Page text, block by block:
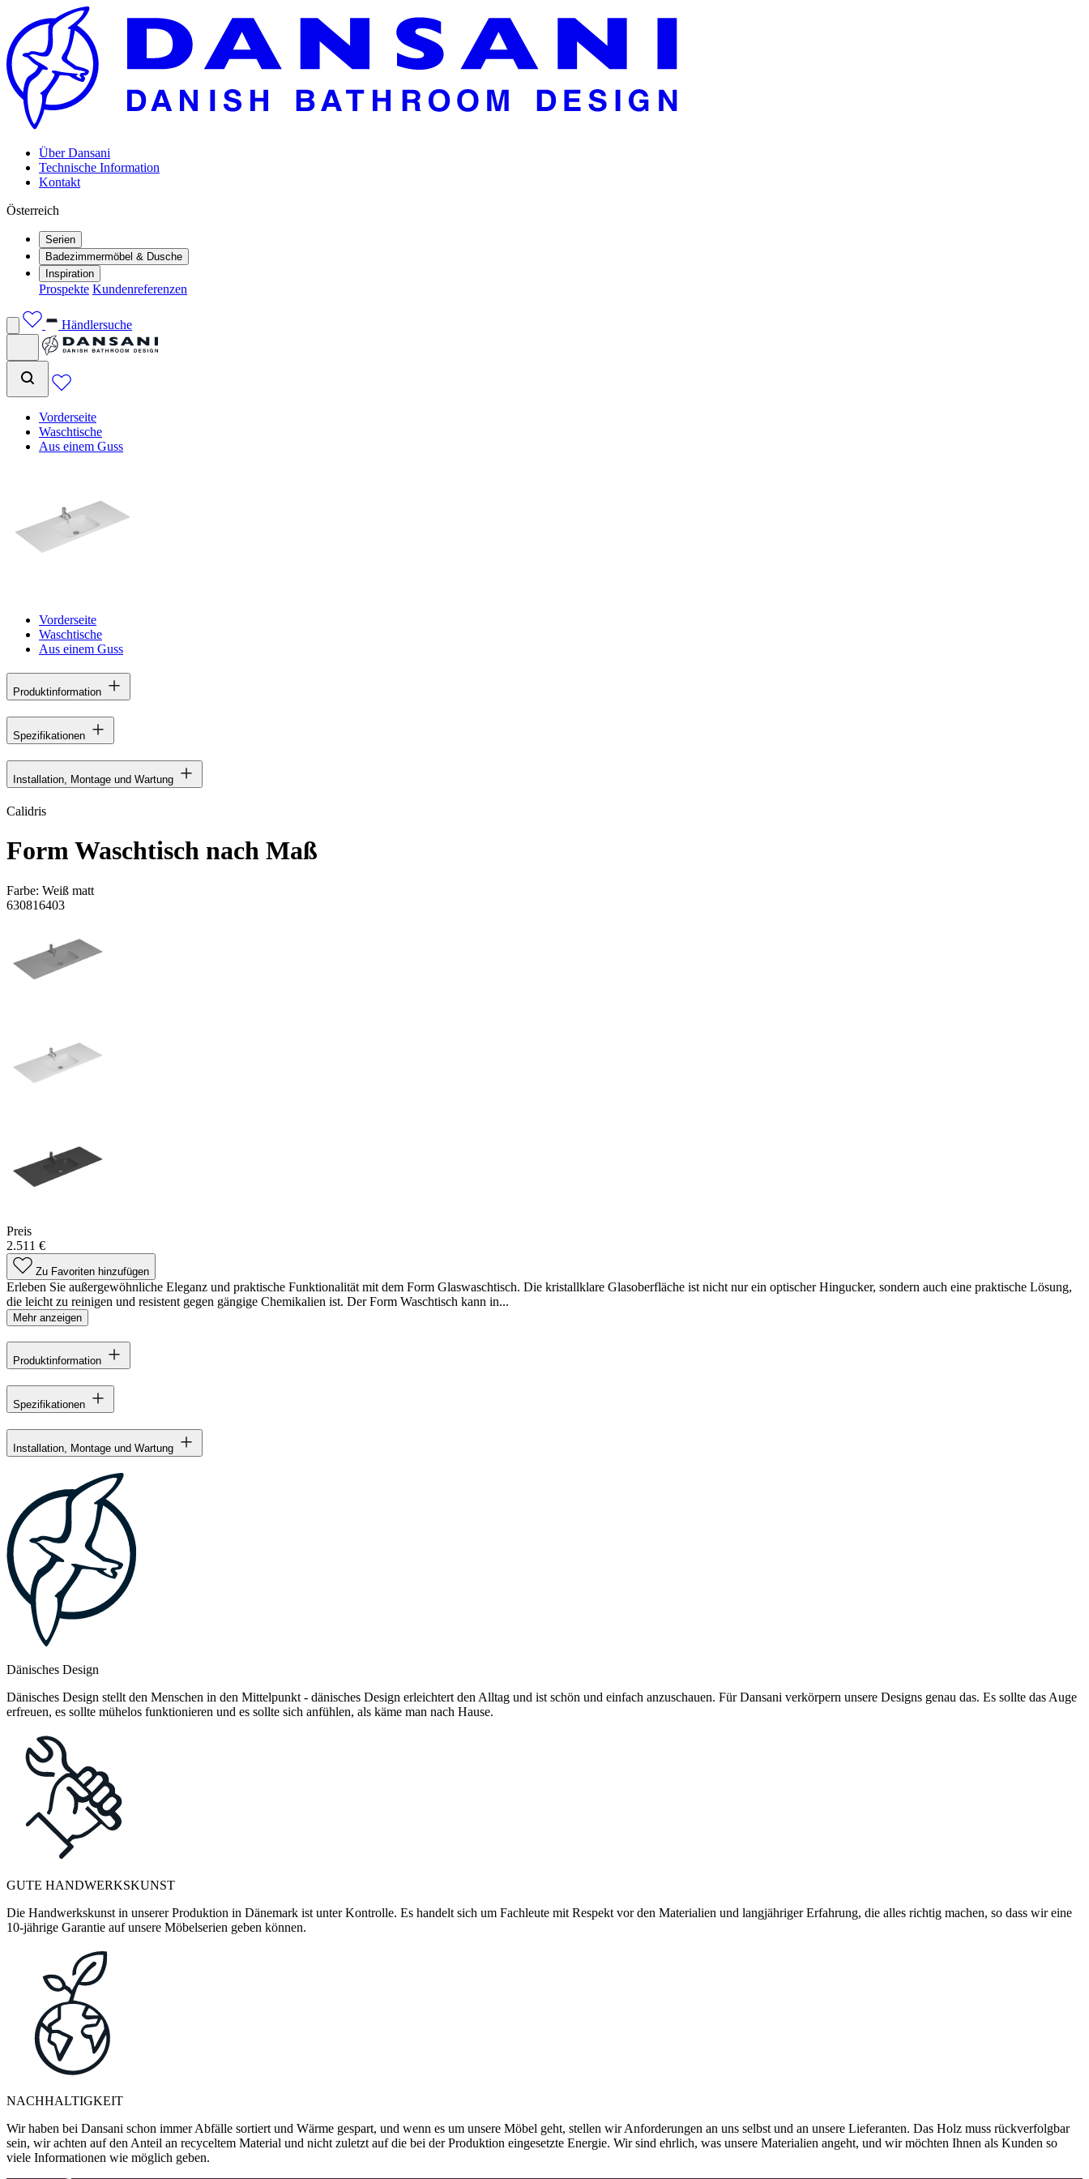
Über Dansani
Technische Information
Kontakt
Österreich
Serien
Badezimmermöbel & Dusche
Inspiration
Prospekte Kundenreferenzen
Händlersuche
Vorderseite
Waschtische
Aus einem Guss
Vorderseite
Waschtische
Aus einem Guss
Produktinformation
Spezifikationen
Installation, Montage und Wartung
Calidris
Form Waschtisch nach Maß
Farbe: Weiß matt
630816403
Preis
2.511 €
Zu Favoriten hinzufügen
Erleben Sie außergewöhnliche Eleganz und praktische Funktionalität mit dem Form Glaswaschtisch. Die kristallklare Glasoberfläche ist nicht nur ein optischer Hingucker, sondern auch eine praktische Lösung,
die leicht zu reinigen und resistent gegen gängige Chemikalien ist. Der Form Waschtisch kann in...
Mehr anzeigen
Produktinformation
Spezifikationen
Installation, Montage und Wartung
Dänisches Design
Dänisches Design stellt den Menschen in den Mittelpunkt - dänisches Design erleichtert den Alltag und ist schön und einfach anzuschauen. Für Dansani verkörpern unsere Designs genau das. Es sollte das Auge
erfreuen, es sollte mühelos funktionieren und es sollte sich anfühlen, als käme man nach Hause.
GUTE HANDWERKSKUNST
Die Handwerkskunst in unserer Produktion in Dänemark ist unter Kontrolle. Es handelt sich um Fachleute mit Respekt vor den Materialien und langjähriger Erfahrung, die alles richtig machen, so dass wir eine
10-jährige Garantie auf unsere Möbelserien geben können.
NACHHALTIGKEIT
Wir haben bei Dansani schon immer Abfälle sortiert und Wärme gespart, und wenn es um unsere Möbel geht, stellen wir Anforderungen an uns selbst und an unsere Lieferanten. Das Holz muss rückverfolgbar
sein, wir achten auf den Anteil an recyceltem Material und nicht zuletzt auf die bei der Produktion eingesetzte Energie. Wir sind ehrlich, was unsere Materialien angeht, und wir möchten Ihnen als Kunden so
viele Informationen wie möglich geben.